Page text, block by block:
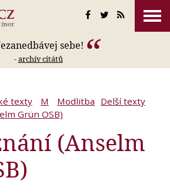
sebe!
-archív citátů
texty M Modlitba Delší texty
Grün OSB)
(Anselm